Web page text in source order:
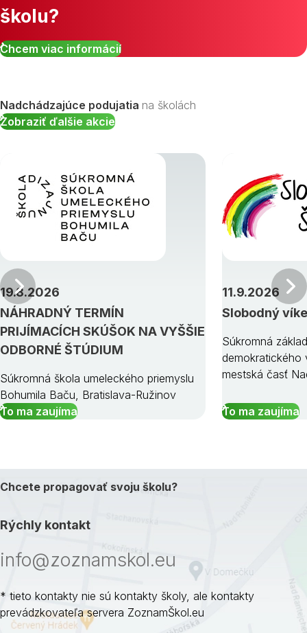
Zobraziť všetky študijné odbory »
školu?
Chcem viac informácií
Nadchádzajúce podujatia na školách
Zobraziť ďalšie akcie
NÁHRADNÝ TERMÍN
PRIJÍMACÍCH SKÚŠOK NA VYŠŠIE
ODBORNÉ ŠTÚDIUM
19.8.2026
Súkromná škola umeleckého priemyslu
Bohumila Baču, Bratislava-Ružinov
To ma zaujíma
Slobodný
11.9.2026
Súkromná
demokratického
mestská časť
To ma zaujíma
Predchádzajúci
Chcete propagovať svoju školu?
Rýchly kontakt
info@zoznamskol.eu
* tieto kontakty nie sú kontakty školy, ale kontakty
prevádzkovateľa servera ZoznamŠkol.eu